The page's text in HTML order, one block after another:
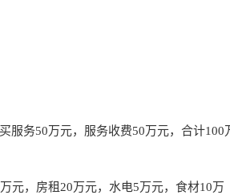
服务50万元，服务收费50万元，合计100
元，房租20万元，水电5万元，食材10万